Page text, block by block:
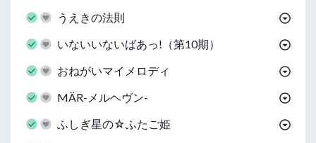
うえきの法則
いないいないばあっ!（第10期）
おねがいマイメロディ
MÄR-メルヘヴン-
ふしぎ星の☆ふたご姫